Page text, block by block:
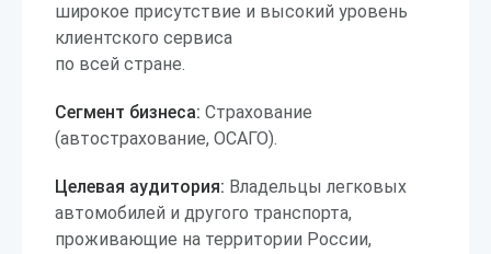
широкое присутствие и высокий уровень
клиентского сервиса
по всей стране.
Сегмент бизнеса: Страхование
(автострахование, ОСАГО).
Целевая аудитория: Владельцы легковых
автомобилей и другого транспорта,
проживающие на территории России,